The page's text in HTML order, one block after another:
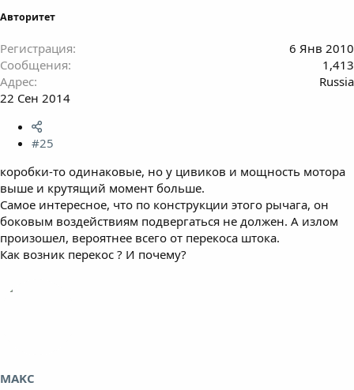
Авторитет
Регистрация
6 Янв 2010
Сообщения
1,413
Адрес
Russia
22 Сен 2014
#25
коробки-то одинаковые, но у цивиков и мощность мотора
выше и крутящий момент больше.
Самое интересное, что по конструкции этого рычага, он
боковым воздействиям подвергаться не должен. А излом
произошел, вероятнее всего от перекоса штока.
Как возник перекос ? И почему?
MAKC